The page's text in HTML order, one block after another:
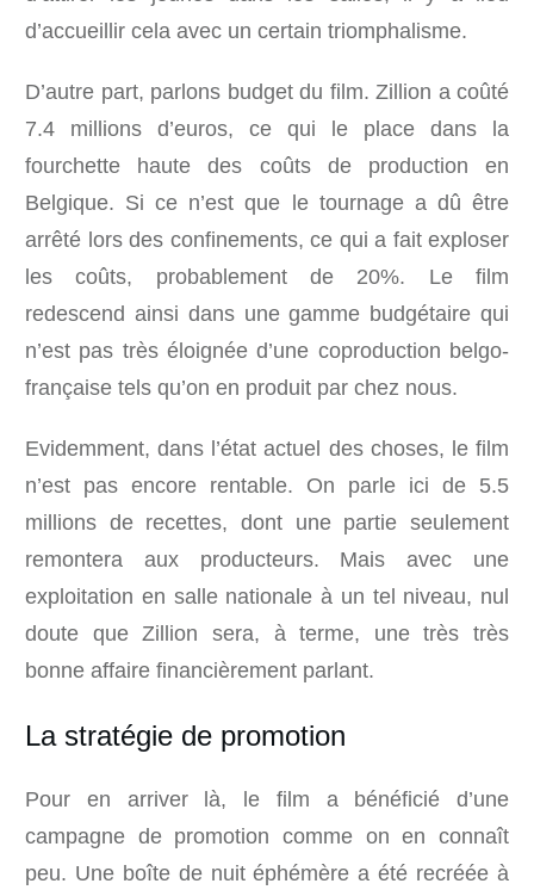
d’accueillir cela avec un certain triomphalisme.
D’autre part, parlons budget du film. Zillion a coûté
7.4 millions d’euros, ce qui le place dans la
fourchette haute des coûts de production en
Belgique. Si ce n’est que le tournage a dû être
arrêté lors des confinements, ce qui a fait exploser
les coûts, probablement de 20%. Le film
redescend ainsi dans une gamme budgétaire qui
n’est pas très éloignée d’une coproduction belgo-
française tels qu’on en produit par chez nous.
Evidemment, dans l’état actuel des choses, le film
n’est pas encore rentable. On parle ici de 5.5
millions de recettes, dont une partie seulement
remontera aux producteurs. Mais avec une
exploitation en salle nationale à un tel niveau, nul
doute que Zillion sera, à terme, une très très
bonne affaire financièrement parlant.
La stratégie de promotion
Pour en arriver là, le film a bénéficié d’une
campagne de promotion comme on en connaît
peu. Une boîte de nuit éphémère a été recréée à